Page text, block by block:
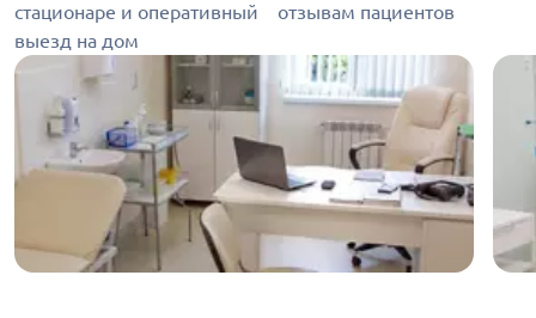
стационаре и оперативный
выезд на дом
отзывам пациентов